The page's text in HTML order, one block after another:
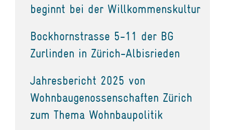
beginnt bei der Willkommenskultur
Bockhornstrasse 5-11 der BG
Zurlinden in Zürich-Albisrieden
Jahresbericht 2025 von
Wohnbaugenossenschaften Zürich
zum Thema Wohnbaupolitik